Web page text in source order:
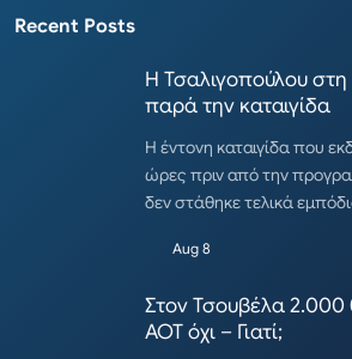
Recent Posts
Η Τσαλιγοπούλου
παρά την καταιγίδα
Η έντονη καταιγίδα που
ώρες πριν από την
δεν στάθηκε τελικά
Aug 8
Στον Τσουβέλα 2.000
ΑΟΤ όχι – Γιατί;